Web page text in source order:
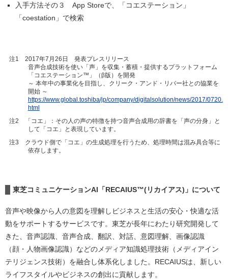
入手方法その３ App Storeで、「コエステーション」
「coestation」で検索
注1 2017年7月26日 発表プレスリリース
音声合成技術を使い「声」を収集・蓄積・提供するプラットフォーム
「コエステーション™」（β版）を開発
～ 本年中の事業化を目指し、クリーク・アンド・リバー社との協業を
開始 ～
https://www.global.toshiba/jp/company/digitalsolution/news/2017/0720.
html
注2 「コエ」：その人の声の特徴を持つ音声合成用の辞書を「声の分身」と
して「コエ」と表現しています。
注3 クラウド側で「コエ」の生成処理を行うため、処理時間は混み具合等に
依存します。
東芝コミュニケーションAI「RECAIUS™(リカイアス)」について
音声や映像から人の意図を理解しビジネスと生活の安心・快適な活
動をサポートするサービスです。東芝が長年にわたり研究開発して
きた、音声認識、音声合成、翻訳、対話、意図理解、画像認識
（顔・人物画像認識）などのメディア知識処理技術（メディアイン
テリジェンス技術）を融合し体系化しました。RECAIUSは、新しい
ライフスタイルやビジネスの創出に貢献します。